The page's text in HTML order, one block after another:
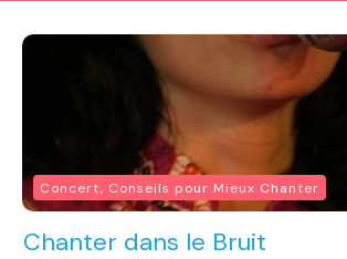
Concert, Conseils pour Mieux Chanter
Chanter dans le Bruit